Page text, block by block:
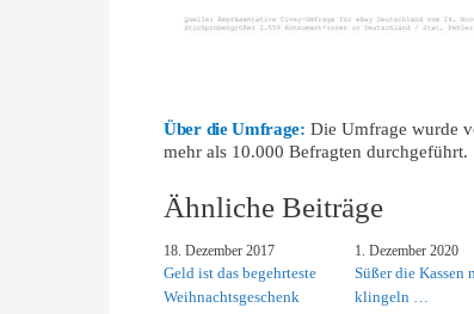
Über die Umfrage: Die Umfrage wurde
mehr als 10.000 Befragten durchgeführt.
Ähnliche Beiträge
18. Dezember 2017
Geld ist das begehrteste
Weihnachtsgeschenk
1. Dezember 2020
Süßer die Kassen
klingeln …